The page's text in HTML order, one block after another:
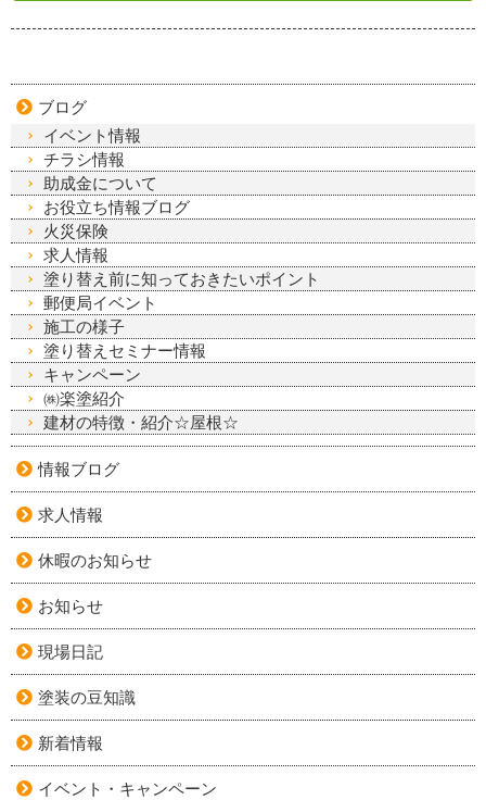
ブログ
イベント情報
チラシ情報
助成金について
お役立ち情報ブログ
火災保険
求人情報
塗り替え前に知っておきたいポイント
郵便局イベント
施工の様子
塗り替えセミナー情報
キャンペーン
㈱楽塗紹介
建材の特徴・紹介☆屋根☆
情報ブログ
求人情報
休暇のお知らせ
お知らせ
現場日記
塗装の豆知識
新着情報
イベント・キャンペーン